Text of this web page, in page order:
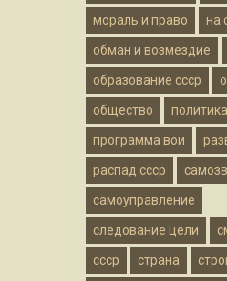
мораль и право на
обман и возмездие
образование ссср
общество
программа вои
распад ссср
самоуправление
следование цели
ссср страна